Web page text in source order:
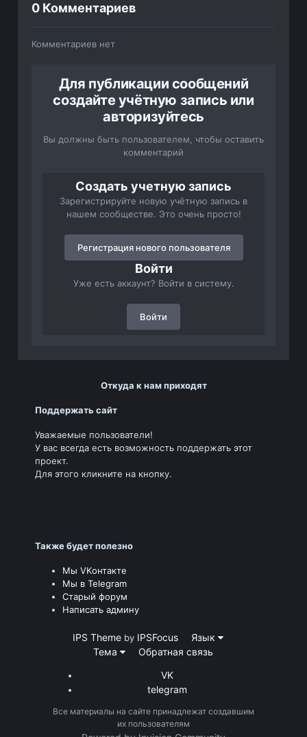
0 Комментариев
Комментариев нет
Для публикации сообщений
создайте учётную запись или
авторизуйтесь
Вы должны быть пользователем, чтобы оставить
комментарий
Создать учетную запись
Зарегистрируйте новую учётную запись в
нашем сообществе. Это очень просто!
Регистрация нового пользователя
Войти
Уже есть аккаунт? Войти в систему.
Войти
Откуда к нам приходят
Поддержать сайт
Уважаемые пользователи!
У вас всегда есть возможность поддержать этот
проект.
Для этого кликните на кнопку.
Также будет полезно
Мы VKонтакте
Мы в Telegram
Старый форум
Написать админу
IPS Theme by IPSFocus
Язык
Тема
Обратная связь
VK
telegram
Все материалы на сайте принадлежат создавшим
их пользователям